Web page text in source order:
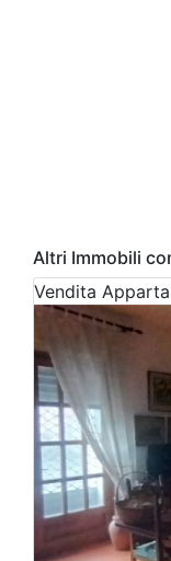
Altri Immobili
Vendita